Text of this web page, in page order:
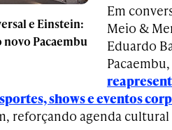
e Einstein:
novo Pacaembu
Em
Meio &
Eduardo
shows e eventos
reforçando agenda cultural